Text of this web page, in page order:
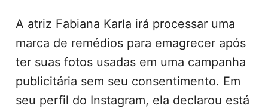
A atriz Fabiana Karla irá processar uma
marca de remédios para emagrecer após
ter suas fotos usadas em uma campanha
publicitária sem seu consentimento. Em
seu perfil do Instagram, ela declarou está